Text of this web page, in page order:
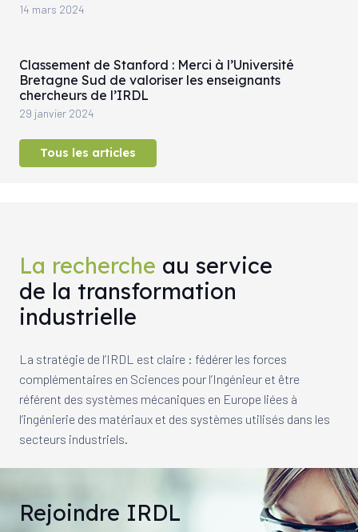
14 mars 2024
Classement de Stanford : Merci à l’Université
Bretagne Sud de valoriser les enseignants
chercheurs de l’IRDL
29 janvier 2024
Tous les articles
La recherche au service
de la transformation
industrielle
La stratégie de l’IRDL est claire : fédérer les forces
complémentaires en Sciences pour l’Ingénieur et être
référent des systèmes mécaniques en Europe liées à
l’ingénierie des matériaux et des systèmes utilisés dans les
secteurs industriels.
Rejoindre IRDL